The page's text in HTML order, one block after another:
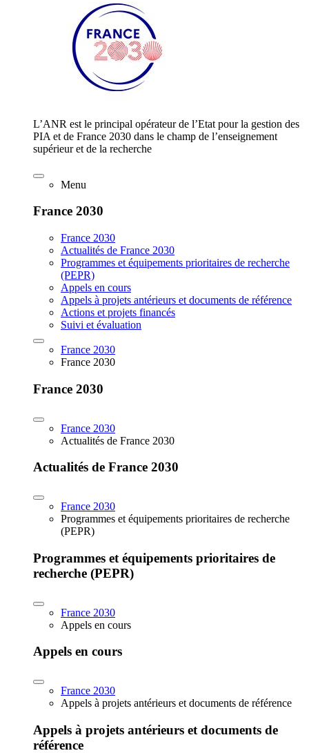
L’ANR est le principal opérateur de l’Etat pour la gestion des
PIA et de France 2030 dans le champ de l’enseignement
supérieur et de la recherche
Menu
France 2030
France 2030
Actualités de France 2030
Programmes et équipements prioritaires de recherche
(PEPR)
Appels en cours
Appels à projets antérieurs et documents de référence
Actions et projets financés
Suivi et évaluation
France 2030
France 2030
France 2030
France 2030
Actualités de France 2030
Actualités de France 2030
France 2030
Programmes et équipements prioritaires de recherche
(PEPR)
Programmes et équipements prioritaires de
recherche (PEPR)
France 2030
Appels en cours
Appels en cours
France 2030
Appels à projets antérieurs et documents de référence
Appels à projets antérieurs et documents de
référence